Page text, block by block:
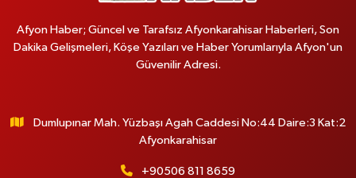
Afyon Haber; Güncel ve Tarafsız Afyonkarahisar Haberleri, Son
Dakika Gelişmeleri, Köşe Yazıları ve Haber Yorumlarıyla Afyon'un
Güvenilir Adresi.
Dumlupınar Mah. Yüzbaşı Agah Caddesi No:44 Daire:3 Kat:2
Afyonkarahisar
+90506 811 8659